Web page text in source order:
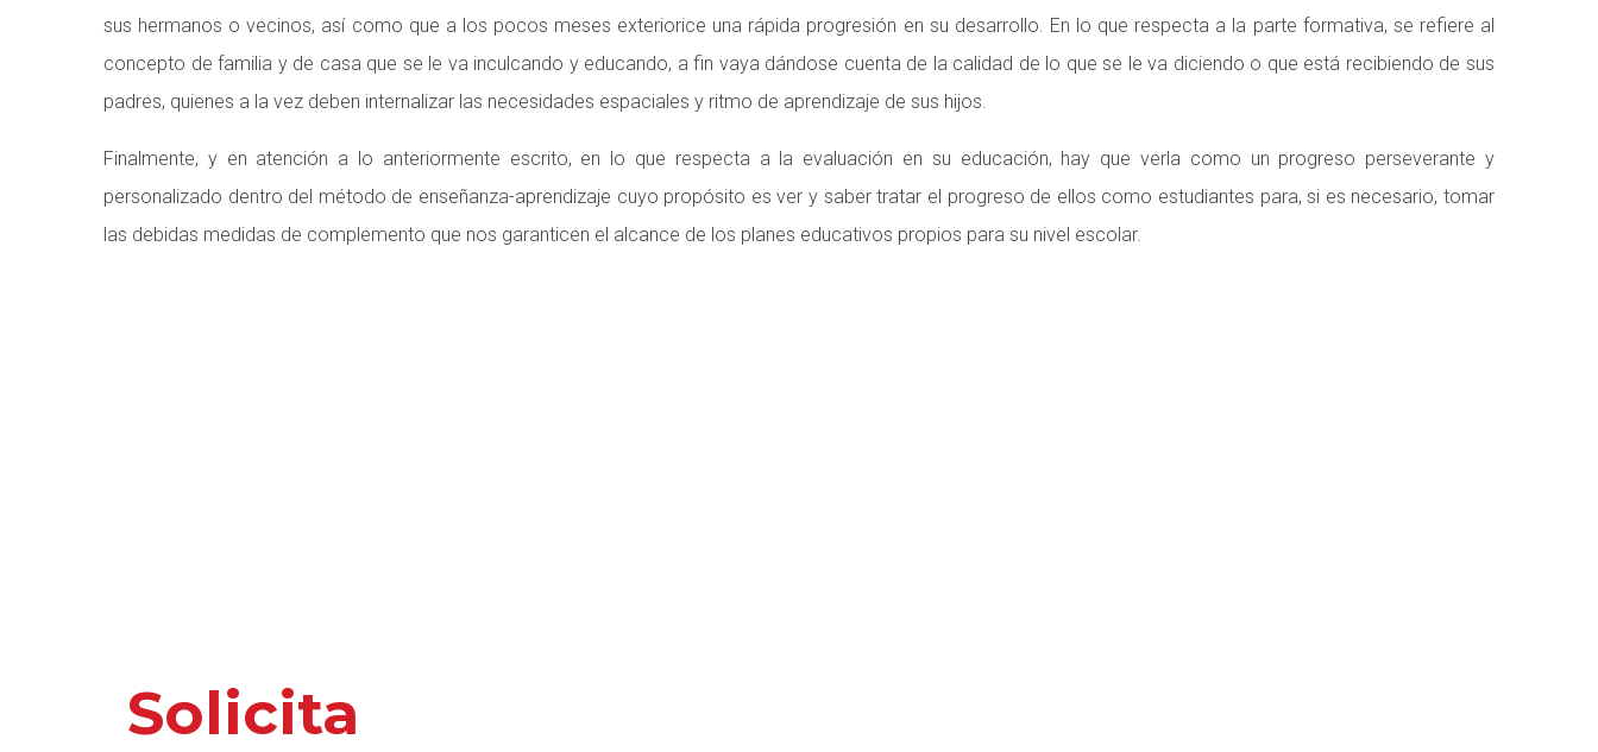
sus hermanos o vecinos, así como que a los pocos meses exteriorice una rápida progresión en su desarrollo. En lo que respecta a la parte formativa, se refiere al
concepto de familia y de casa que se le va inculcando y educando, a fin vaya dándose cuenta de la calidad de lo que se le va diciendo o que está recibiendo de sus
padres, quienes a la vez deben internalizar las necesidades espaciales y ritmo de aprendizaje de sus hijos.
Finalmente, y en atención a lo anteriormente escrito, en lo que respecta a la evaluación en su educación, hay que verla como un progreso perseverante y
personalizado dentro del método de enseñanza-aprendizaje cuyo propósito es ver y saber tratar el progreso de ellos como estudiantes para, si es necesario, tomar
las debidas medidas de complemento que nos garanticen el alcance de los planes educativos propios para su nivel escolar.
Solicita